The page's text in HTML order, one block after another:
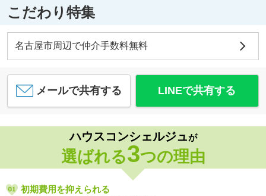
こだわり特集
名古屋市周辺で仲介手数料無料
メールで共有する LINEで共有する
ハウスコンシェルジュが
選ばれる3つの理由
初期費用を抑えられる